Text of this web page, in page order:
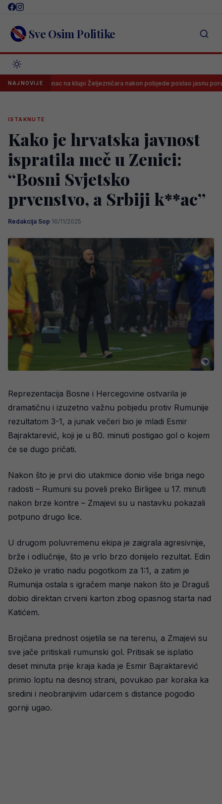
Skip
content Sve Osim Politike
NAJNOVIJE
Španac na klupi Željezničara nakon pobjede poslao jasnu poruku svima
ISTAKNUTE
Kako je hrvatska javnost
ispratila meč u Zenici:
“Bosni Svjetsko
prvenstvo, a Srbiji k**ac”
Redakcija Sop·16/11/2025
Reprezentacija Bosne i Hercegovine ostvarila je
dramatičnu i izuzetno važnu pobjedu protiv Rumunije
rezultatom 3-1, a junak večeri bio je mladi Esmir
Bajraktarević, koji je u 80. minuti postigao gol o kojem
će se dugo pričati.
Nakon što je prvi dio utakmice donio više briga nego
radosti – Rumuni su poveli preko Birligee u 17. minuti
nakon brze kontre – Zmajevi su u nastavku pokazali
potpuno drugo lice.
U drugom poluvremenu ekipa je zaigrala agresivnije,
brže i odlučnije, što je vrlo brzo donijelo rezultat. Edin
Džeko je vratio nadu pogotkom za 1:1, a zatim je
Rumunija ostala s igračem manje nakon što je Draguš
dobio direktan crveni karton zbog opasnog starta nad
Katićem.
Brojčana prednost osjetila se na terenu, a Zmajevi su
sve jače pritiskali rumunski gol. Pritisak se isplatio
deset minuta prije kraja kada je Esmir Bajraktarević
primio loptu na desnoj strani, povukao par koraka ka
sredini i neobranjivim udarcem s distance pogodio
gornji ugao.